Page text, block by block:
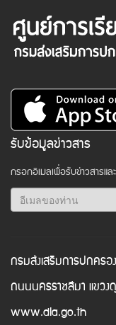
รับข้อมูลข่าวสาร
กรอกอีเมลเพื่อรับข่าวสารแ
กรมส่งเสริมการปกคร
ถนนนครราชสีมา แขว
www.dla.go.th